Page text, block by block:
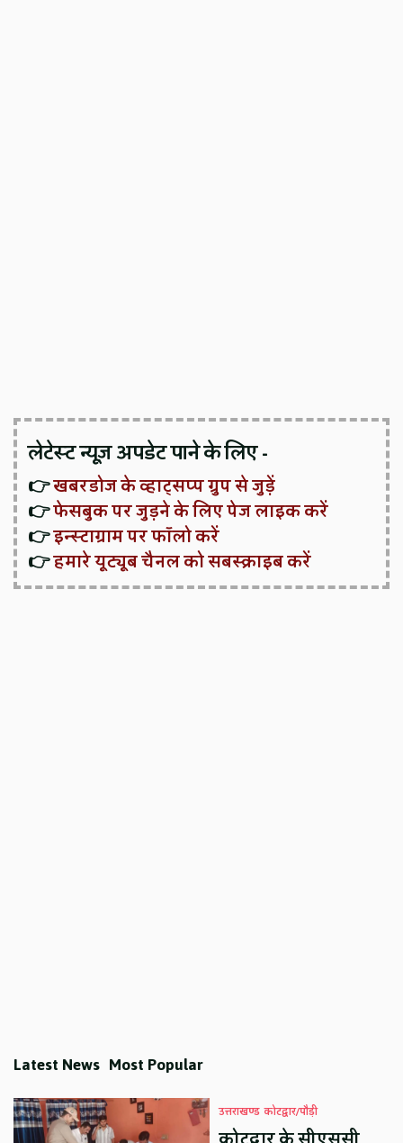
लेटेस्ट न्यूज़ अपडेट पाने के लिए -
👉खबरडोज के व्हाट्सप्प ग्रुप से जुड़ें
👉फेसबुक पर जुड़ने के लिए पेज लाइक करें
👉इन्स्टाग्राम पर फॉलो करें
👉हमारे यूट्यूब चैनल को सबस्क्राइब करें
Latest News Most Popular
उत्तराखण्ड कोटद्वार/पौड़ी